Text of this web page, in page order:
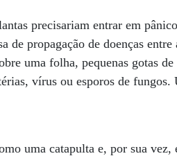
precisariam entrar em
de propagação de doenças
uma folha, pequenas gotas
vírus ou esporos de
uma catapulta e, por sua